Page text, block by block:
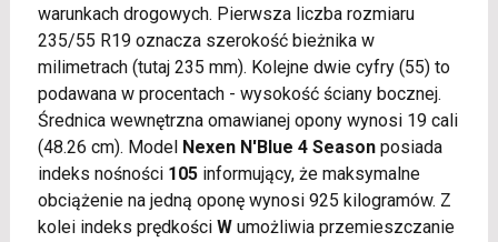
warunkach drogowych. Pierwsza liczba rozmiaru
235/55 R19 oznacza szerokość bieżnika w
milimetrach (tutaj 235 mm). Kolejne dwie cyfry (55) to
podawana w procentach - wysokość ściany bocznej.
Średnica wewnętrzna omawianej opony wynosi 19 cali
(48.26 cm). Model Nexen N'Blue 4 Seasonposiada
indeks nośności 105informujący, że maksymalne
obciążenie na jedną oponę wynosi 925 kilogramów. Z
kolei indeks prędkości Wumożliwia przemieszczanie